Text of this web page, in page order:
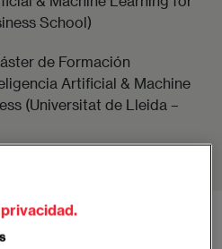
School)
de Formación
Artificial & Machine
(Universitat de Lleida –
Barcelona